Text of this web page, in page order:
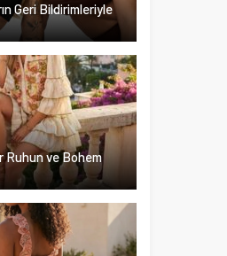
Geri Bildirimleriyle
Ruhun ve Bohem